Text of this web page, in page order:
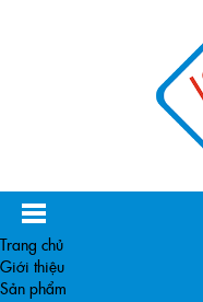
Trang chủ
Giới thiệu
Sản phẩm